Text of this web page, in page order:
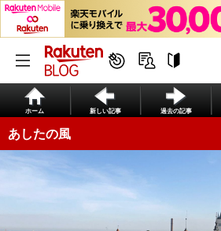
ホーム 新しい記事 過去の記事
あしたの風